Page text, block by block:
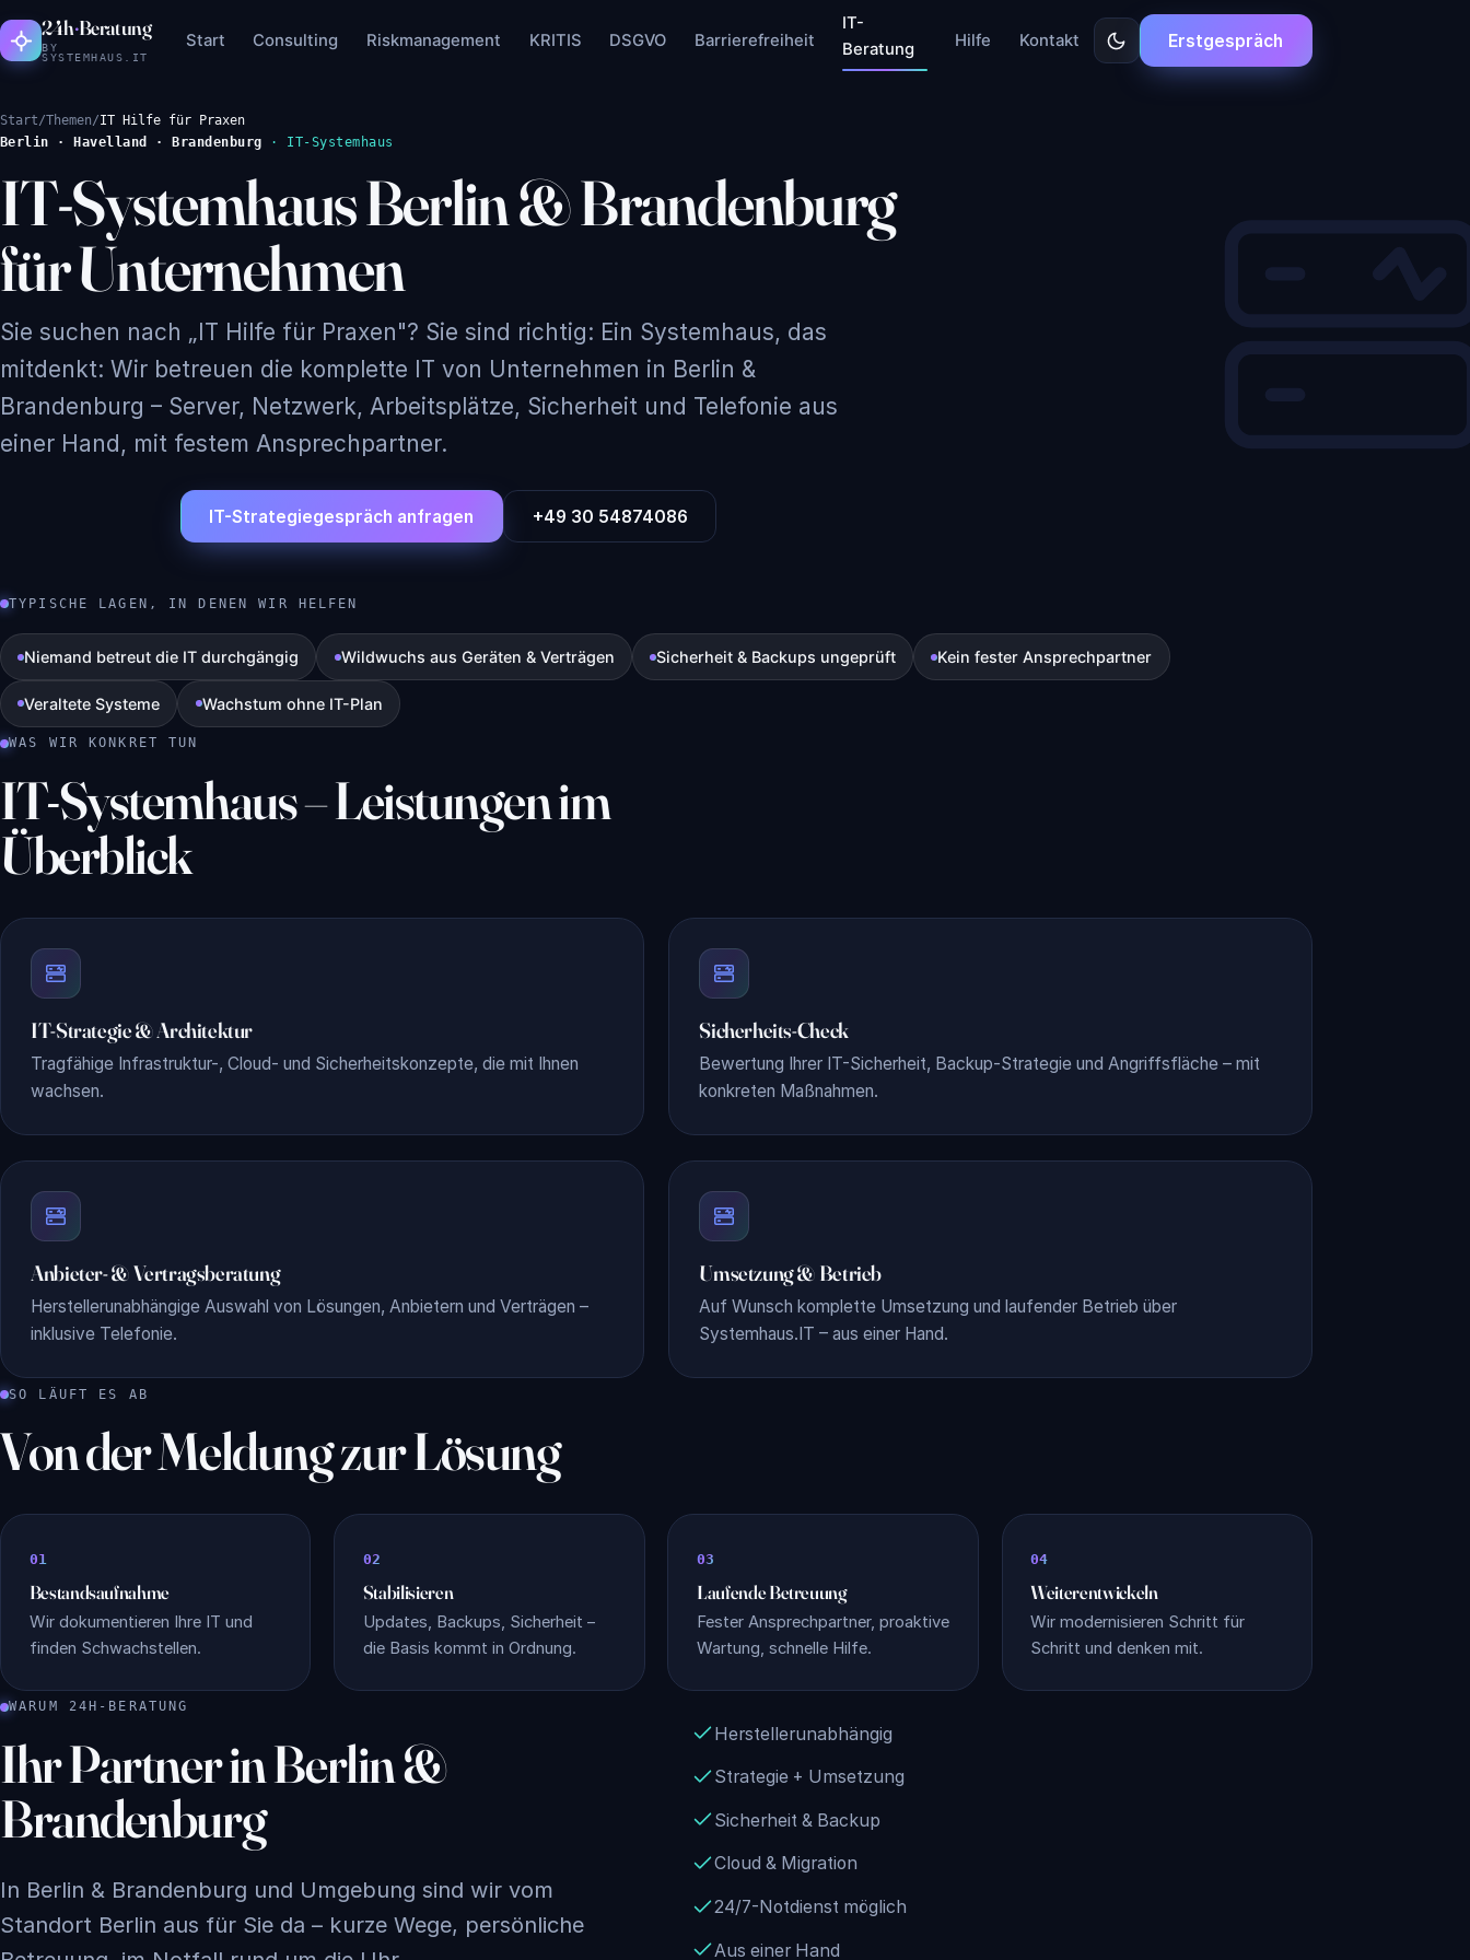
24h·Beratung
BY
SYSTEMHAUS.IT
Start Consulting Riskmanagement KRITIS DSGVO Barrierefreiheit
IT-
Beratung
Hilfe Kontakt Erstgespräch
Start/Themen/IT Hilfe für Praxen
Berlin · Havelland · Brandenburg · IT-Systemhaus
IT-Systemhaus Berlin & Brandenburg
für Unternehmen
Sie suchen nach „IT Hilfe für Praxen"? Sie sind richtig: Ein Systemhaus, das
mitdenkt: Wir betreuen die komplette IT von Unternehmen in Berlin &
Brandenburg – Server, Netzwerk, Arbeitsplätze, Sicherheit und Telefonie aus
einer Hand, mit festem Ansprechpartner.
IT-Strategiegespräch anfragen +49 30 54874086
TYPISCHE LAGEN, IN DENEN WIR HELFEN
Niemand betreut die IT durchgängig Wildwuchs aus Geräten & Verträgen Sicherheit & Backups ungeprüft Kein fester Ansprechpartner
Veraltete Systeme Wachstum ohne IT-Plan
WAS WIR KONKRET TUN
IT-Systemhaus – Leistungen im
Überblick
IT-Strategie & Architektur
Tragfähige Infrastruktur-, Cloud- und Sicherheitskonzepte, die mit Ihnen
wachsen.
Sicherheits-Check
Bewertung Ihrer IT-Sicherheit, Backup-Strategie und Angriffsfläche – mit
konkreten Maßnahmen.
Anbieter- & Vertragsberatung
Herstellerunabhängige Auswahl von Lösungen, Anbietern und Verträgen –
inklusive Telefonie.
Umsetzung & Betrieb
Auf Wunsch komplette Umsetzung und laufender Betrieb über
Systemhaus.IT – aus einer Hand.
SO LÄUFT ES AB
Von der Meldung zur Lösung
Bestandsaufnahme
Wir dokumentieren Ihre IT und
finden Schwachstellen.
Stabilisieren
Updates, Backups, Sicherheit –
die Basis kommt in Ordnung.
Laufende Betreuung
Fester Ansprechpartner, proaktive
Wartung, schnelle Hilfe.
Weiterentwickeln
Wir modernisieren Schritt für
Schritt und denken mit.
WARUM 24H-BERATUNG
Ihr Partner in Berlin &
Brandenburg
In Berlin & Brandenburg und Umgebung sind wir vom
Standort Berlin aus für Sie da – kurze Wege, persönliche
Herstellerunabhängig
Strategie + Umsetzung
Sicherheit & Backup
Cloud & Migration
24/7-Notdienst möglich
Aus einer Hand